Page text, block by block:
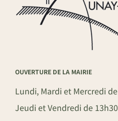
OUVERTURE DE LA MAIRIE
Lundi, Mardi et Mercredi
Jeudi et Vendredi de